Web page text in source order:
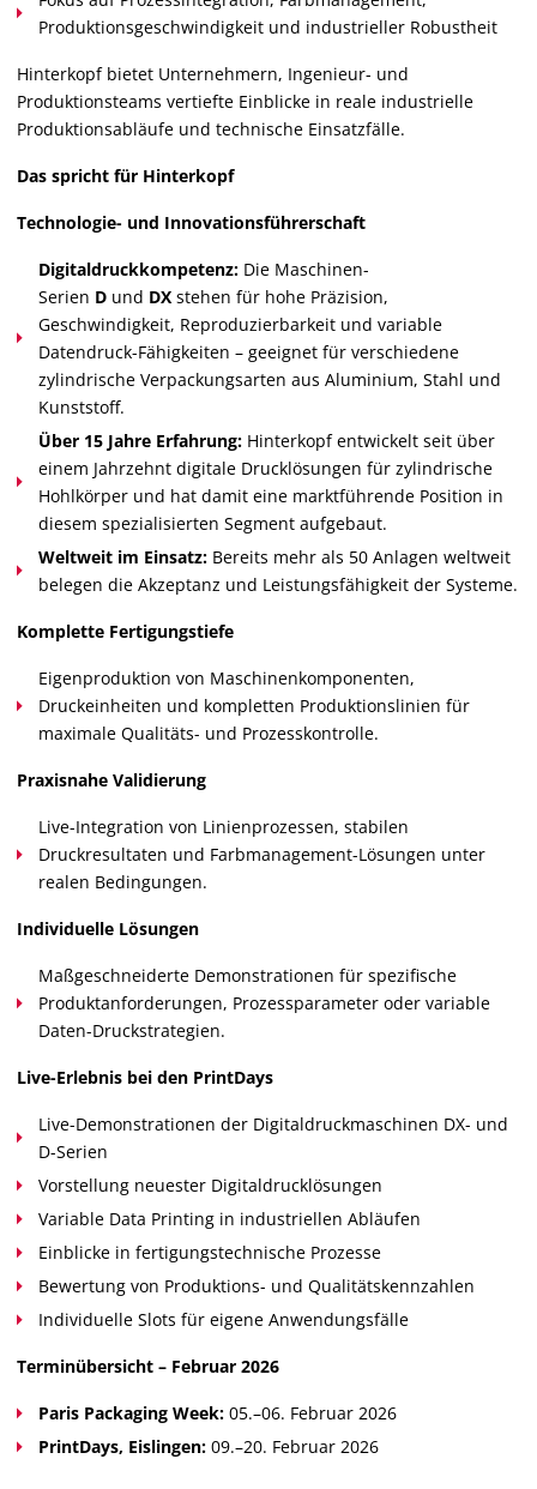
Produktionsgeschwindigkeit und industrieller Robustheit
Hinterkopf bietet Unternehmern, Ingenieur- und
Produktionsteams vertiefte Einblicke in reale industrielle
Produktionsabläufe und technische Einsatzfälle.
Das spricht für Hinterkopf
Technologie- und Innovationsführerschaft
Digitaldruckkompetenz: Die Maschinen-
Serien D und DX stehen für hohe Präzision,
Geschwindigkeit, Reproduzierbarkeit und variable
Datendruck-Fähigkeiten – geeignet für verschiedene
zylindrische Verpackungsarten aus Aluminium, Stahl und
Kunststoff.
Über 15 Jahre Erfahrung: Hinterkopf entwickelt seit über
einem Jahrzehnt digitale Drucklösungen für zylindrische
Hohlkörper und hat damit eine marktführende Position in
diesem spezialisierten Segment aufgebaut.
Weltweit im Einsatz: Bereits mehr als 50 Anlagen weltweit
belegen die Akzeptanz und Leistungsfähigkeit der Systeme.
Komplette Fertigungstiefe
Eigenproduktion von Maschinenkomponenten,
Druckeinheiten und kompletten Produktionslinien für
maximale Qualitäts- und Prozesskontrolle.
Praxisnahe Validierung
Live-Integration von Linienprozessen, stabilen
Druckresultaten und Farbmanagement-Lösungen unter
realen Bedingungen.
Individuelle Lösungen
Maßgeschneiderte Demonstrationen für spezifische
Produktanforderungen, Prozessparameter oder variable
Daten-Druckstrategien.
Live-Erlebnis bei den PrintDays
Live-Demonstrationen der Digitaldruckmaschinen DX- und
D-Serien
Vorstellung neuester Digitaldrucklösungen
Variable Data Printing in industriellen Abläufen
Einblicke in fertigungstechnische Prozesse
Bewertung von Produktions- und Qualitätskennzahlen
Individuelle Slots für eigene Anwendungsfälle
Terminübersicht – Februar 2026
Paris Packaging Week: 05.–06. Februar 2026
PrintDays, Eislingen: 09.–20. Februar 2026